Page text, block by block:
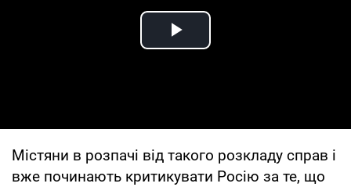
Play Video
Містяни в розпачі від такого розкладу справ і
вже починають критикувати Росію за те, що